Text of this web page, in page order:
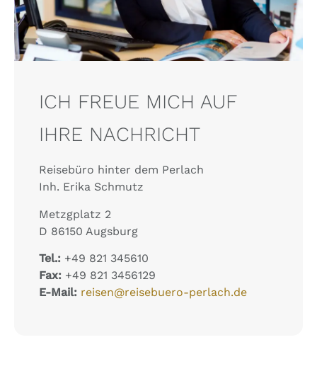
ICH FREUE MICH AUF
IHRE NACHRICHT
Reisebüro hinter dem Perlach
Inh. Erika Schmutz
Metzgplatz 2
D 86150 Augsburg
Tel.: +49 821 345610
Fax: +49 821 3456129
E-Mail: reisen@reisebuero-perlach.de